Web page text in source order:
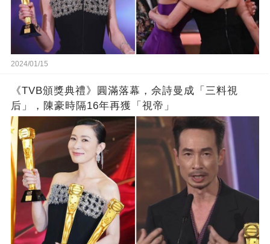
2024/01/15
《TVB頒獎典禮》圓滿落幕，佘詩曼成「三料視
后」，陳豪時隔16年再獲「視帝」